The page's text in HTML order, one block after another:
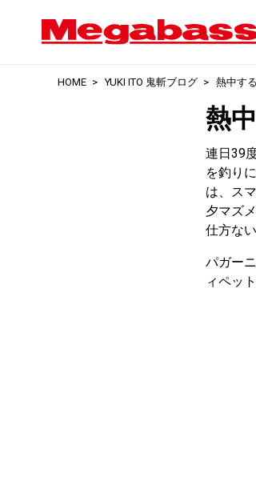
HOME YUKI ITO 鬼斬ブログ 熱中す
熱
連日39
を釣り
は、ス
夕マズ
仕方な
パガー
ィペッ